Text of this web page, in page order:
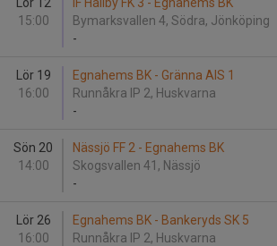
15:00
Bymarksvallen 4, Södra, Jönköping
-
Lör 19
16:00
Egnahems BK - Gränna AIS 1
Runnåkra IP 2, Huskvarna
-
Sön 20
14:00
Nässjö FF 2 - Egnahems BK
Skogsvallen 41, Nässjö
-
Lör 26
16:00
Egnahems BK - Bankeryds SK 5
Runnåkra IP 2, Huskvarna